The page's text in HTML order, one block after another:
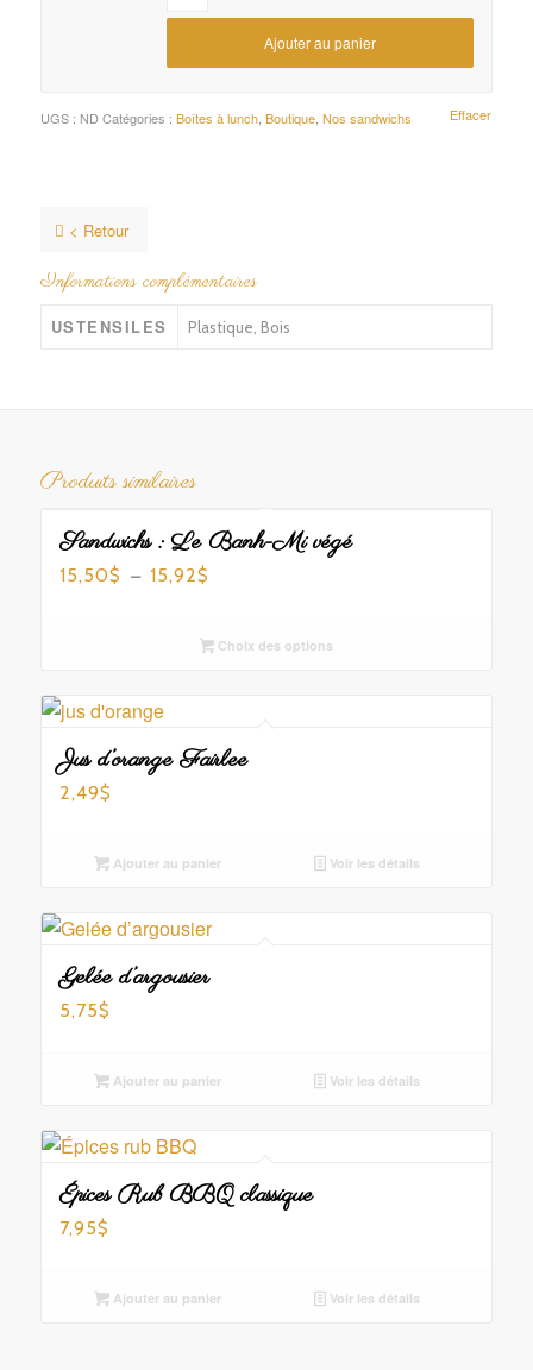
Effacer
Ajouter au panier
UGS : ND Catégories : Boîtes à lunch, Boutique, Nos sandwichs
< Retour
Informations complémentaires
USTENSILES Plastique, Bois
Produits similaires
Sandwichs : Le Banh-Mi végé
15,50$ – 15,92$
15,50$
Choix des options
Jus d’orange Fairlee
2,49$
Ajouter au panier Voir les détails
Gelée d’argousier
5,75$
Ajouter au panier Voir les détails
Épices Rub BBQ classique
7,95$
Ajouter au panier Voir les détails